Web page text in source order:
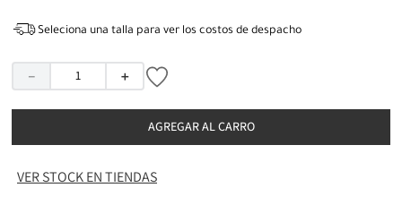
Seleciona una talla para ver los costos de despacho
＋
－
AGREGAR AL CARRO
VER STOCK EN TIENDAS